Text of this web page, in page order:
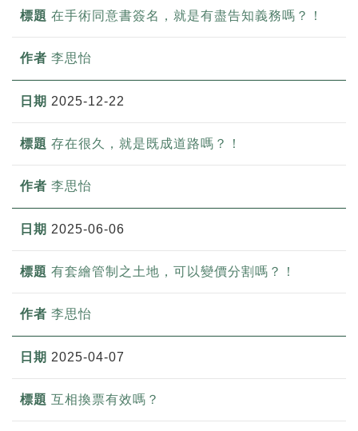
在手術同意書簽名，就是有盡告知義務嗎？！
李思怡
2025-12-22
存在很久，就是既成道路嗎？！
李思怡
2025-06-06
有套繪管制之土地，可以變價分割嗎？！
李思怡
2025-04-07
互相換票有效嗎？